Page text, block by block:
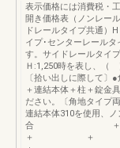
表示価格には消費税・
開き価格表（ノンレー
ドレールタイプ共通）
イプ･センターレール
す。サイドレールタイ
Ｈ:1,250時を表し、（
〔拾い出しに際して〕
＋連結本体＋柱＋錠金
ださい。〔角地タイプ
連結本体310を使用、
合
＋